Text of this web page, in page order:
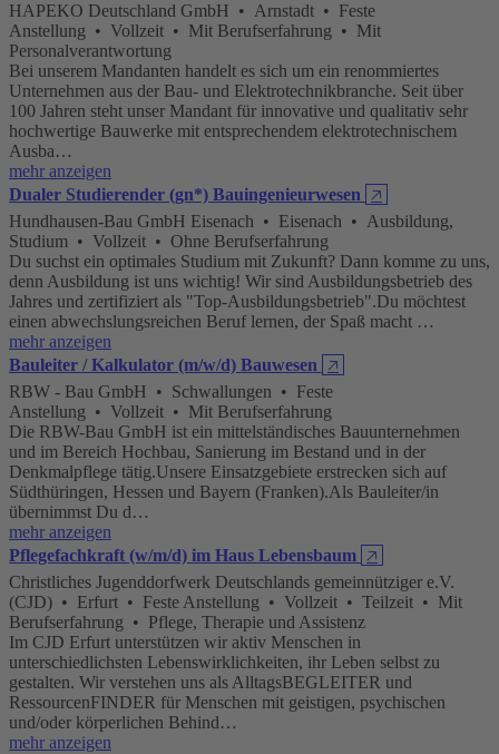
HAPEKO Deutschland GmbH • Arnstadt • Feste
Anstellung • Vollzeit • Mit Berufserfahrung • Mit
Personalverantwortung
Bei unserem Mandanten handelt es sich um ein renommiertes
Unternehmen aus der Bau- und Elektrotechnikbranche. Seit über
100 Jahren steht unser Mandant für innovative und qualitativ sehr
hochwertige Bauwerke mit entsprechendem elektrotechnischem
Ausba…
mehr anzeigen
Dualer Studierender (gn*) Bauingenieurwesen
🡥
Hundhausen-Bau GmbH Eisenach • Eisenach • Ausbildung,
Studium • Vollzeit • Ohne Berufserfahrung
Du suchst ein optimales Studium mit Zukunft? Dann komme zu uns,
denn Ausbildung ist uns wichtig! Wir sind Ausbildungsbetrieb des
Jahres und zertifiziert als "Top-Ausbildungsbetrieb".Du möchtest
einen abwechslungsreichen Beruf lernen, der Spaß macht …
mehr anzeigen
Bauleiter / Kalkulator (m/w/d) Bauwesen
🡥
RBW - Bau GmbH • Schwallungen • Feste
Anstellung • Vollzeit • Mit Berufserfahrung
Die RBW-Bau GmbH ist ein mittelständisches Bauunternehmen
und im Bereich Hochbau, Sanierung im Bestand und in der
Denkmalpflege tätig.Unsere Einsatzgebiete erstrecken sich auf
Südthüringen, Hessen und Bayern (Franken).Als Bauleiter/in
übernimmst Du d…
mehr anzeigen
Pflegefachkraft (w/m/d) im Haus Lebensbaum 🡥
Christliches Jugenddorfwerk Deutschlands gemeinnütziger e.V.
(CJD) • Erfurt • Feste Anstellung • Vollzeit • Teilzeit • Mit
Berufserfahrung • Pflege, Therapie und Assistenz
Im CJD Erfurt unterstützen wir aktiv Menschen in
unterschiedlichsten Lebenswirklichkeiten, ihr Leben selbst zu
gestalten. Wir verstehen uns als AlltagsBEGLEITER und
RessourcenFINDER für Menschen mit geistigen, psychischen
und/oder körperlichen Behind…
mehr anzeigen